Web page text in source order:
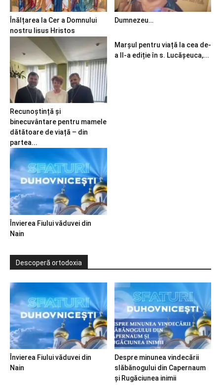
Înălțarea la Cer a Domnului
nostru Iisus Hristos
Dumnezeu…
Recunoștință și
binecuvântare pentru mamele
dătătoare de viață – din
partea...
Marșul pentru viață la cea de-
a II-a ediție în s. Lucășeuca,...
Învierea Fiului văduvei din
Nain
Descoperă ortodoxia
Învierea Fiului văduvei din
Nain
Despre minunea vindecării
slăbănogului din Capernaum
și Rugăciunea inimii